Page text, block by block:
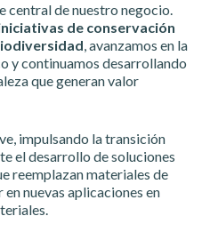
central de nuestro negocio.
de conservación
, avanzamos en la
y continuamos desarrollando
que generan valor
impulsando la transición
el desarrollo de soluciones
reemplazan materiales de
nuevas aplicaciones en